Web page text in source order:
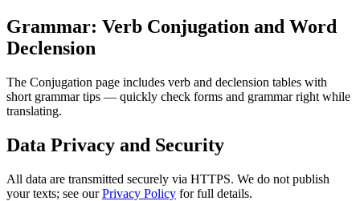
Grammar: Verb Conjugation and Word
Declension
The Conjugation page includes verb and declension tables with
short grammar tips — quickly check forms and grammar right while
translating.
Data Privacy and Security
All data are transmitted securely via HTTPS. We do not publish
your texts; see ourPrivacy Policy for full details.